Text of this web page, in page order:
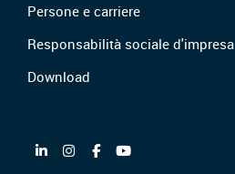
Persone e carriere
Responsabilità sociale d'impresa
Download